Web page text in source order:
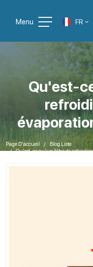
Menu FR
Qu'est-
Page D'accueil
Blog Liste
Qu'est-ce qu'un filtre de